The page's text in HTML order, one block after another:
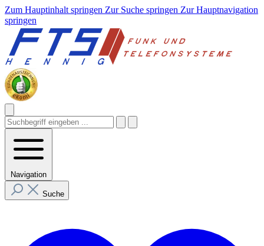
Zum Hauptinhalt springen Zur Suche springen Zur Hauptnavigation
springen
Navigation
Suche